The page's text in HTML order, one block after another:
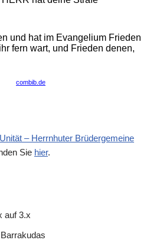
– Herrnhuter Brüdergemeine
Sie hier.
auf 3.x